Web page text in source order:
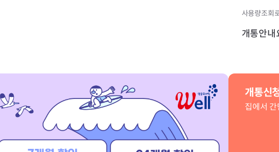
사용량조회
개통안내
개통신
집에서 간